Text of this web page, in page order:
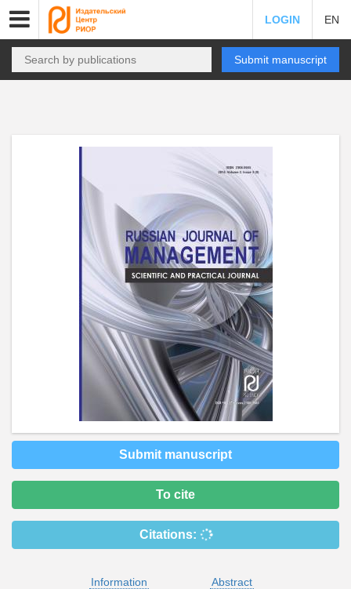
LOGIN EN
Submit manuscript
Submit manuscript
To cite
Citations:
Information
Abstract